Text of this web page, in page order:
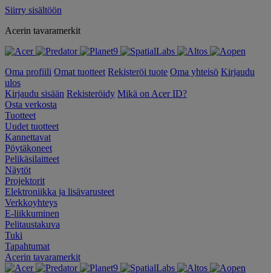
Siirry sisältöön
Acerin tavaramerkit
Oma profiili Omat tuotteet Rekisteröi tuote Oma yhteisö Kirjaudu
ulos
Kirjaudu sisään Rekisteröidy Mikä on Acer ID?
Osta verkosta
Tuotteet
Uudet tuotteet
Kannettavat
Pöytäkoneet
Pelikäsilaitteet
Näytöt
Projektorit
Elektroniikka ja lisävarusteet
Verkkoyhteys
E-liikkuminen
Pelitaustakuva
Tuki
Tapahtumat
Acerin tavaramerkit